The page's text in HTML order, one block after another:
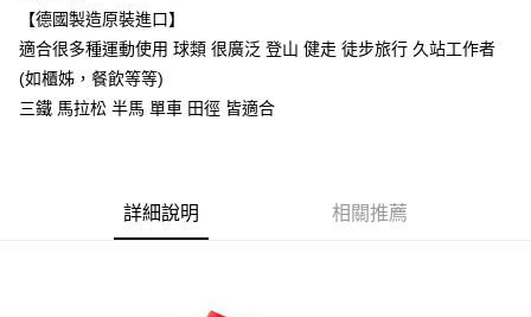
【德國製造原裝進口】
適合很多種運動使用 球類 很廣泛 登山 健走 徒步旅行 久站工作者
(如櫃姊，餐飲等等)
三鐵 馬拉松 半馬 單車 田徑 皆適合
詳細說明 相關推薦